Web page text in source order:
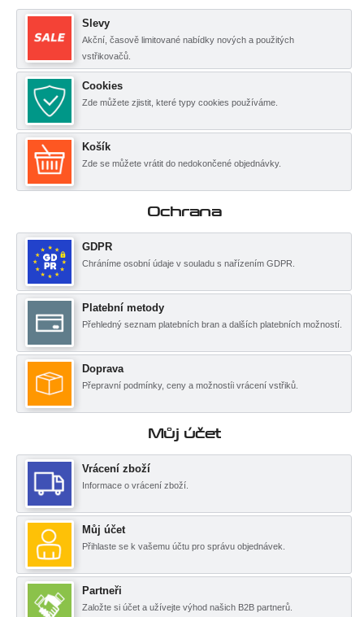
Slevy
Akční, časově limitované nabídky nových a použitých
vstřikovačů.
Cookies
Zde můžete zjistit, které typy cookies používáme.
Košík
Zde se můžete vrátit do nedokončené objednávky.
Ochrana
GDPR
Chráníme osobní údaje v souladu s nařízením GDPR.
Platební metody
Přehledný seznam platebních bran a dalších platebních možností.
Doprava
Přepravní podmínky, ceny a možnostíi vrácení vstřiků.
Můj účet
Vrácení zboží
Informace o vrácení zboží.
Můj účet
Přihlaste se k vašemu účtu pro správu objednávek.
Partneři
Založte si účet a užívejte výhod našich B2B partnerů.